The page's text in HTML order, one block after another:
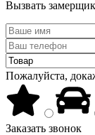
Вызвать
Пожалуйста,
Заказать звонок